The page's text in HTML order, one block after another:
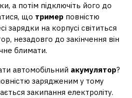
а потім підключіть його до
що тример повністю
зарядки на корпусі світиться
незадовго до закінчення він
блимати.
автомобільний акумулятор?
зарядженим у тому
закипання електроліту.